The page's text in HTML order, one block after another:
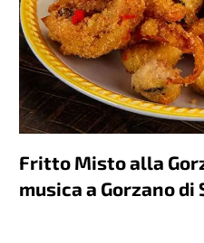
Fritto Misto alla
musica a Gorzano di